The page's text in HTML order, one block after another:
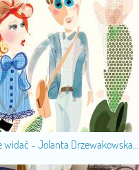
widać - Jolanta Drzewakowska...